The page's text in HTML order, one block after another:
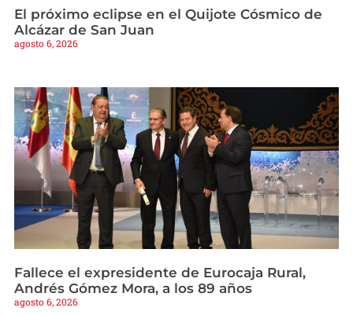
El próximo eclipse en el Quijote Cósmico de
Alcázar de San Juan
agosto 6, 2026
Fallece el expresidente de Eurocaja Rural,
Andrés Gómez Mora, a los 89 años
agosto 6, 2026